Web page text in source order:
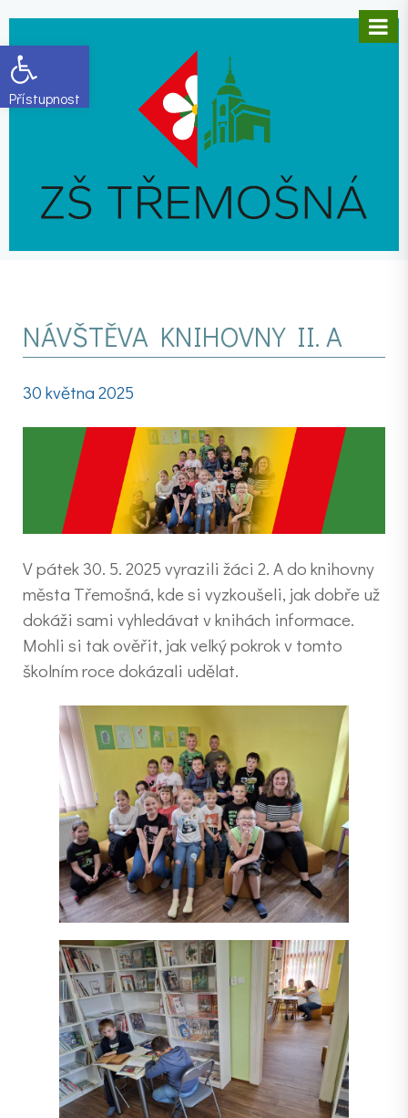
Open toolbar
NÁVŠTĚVA KNIHOVNY II. A
30 května 2025
V pátek 30. 5. 2025 vyrazili žáci 2. A do knihovny
města Třemošná, kde si vyzkoušeli, jak dobře už
dokáži sami vyhledávat v knihách informace.
Mohli si tak ověřit, jak velký pokrok v tomto
školním roce dokázali udělat.